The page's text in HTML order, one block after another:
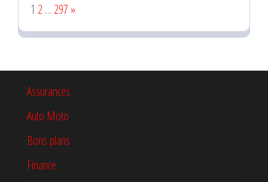
Page:
1 2… 297Next
»
Assurances
Auto Moto
Bons plans
Finance